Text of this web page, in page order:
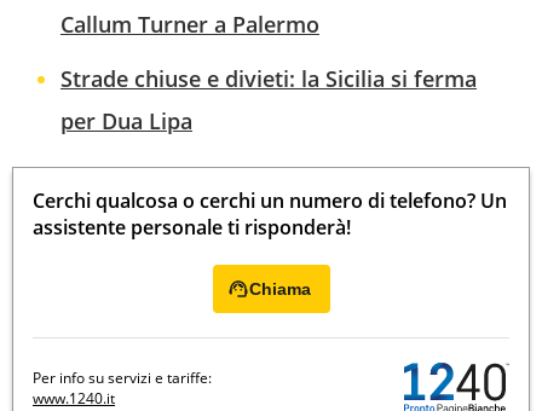
Callum Turner a Palermo
Strade chiuse e divieti: la Sicilia si ferma
per Dua Lipa
Cerchi qualcosa o cerchi un numero di telefono? Un
assistente personale ti risponderà!
Chiama
Per info su servizi e tariffe:
www.1240.it